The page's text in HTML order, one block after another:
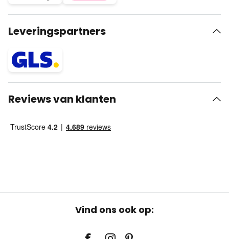
Leveringspartners
Reviews van klanten
Vind ons ook op: